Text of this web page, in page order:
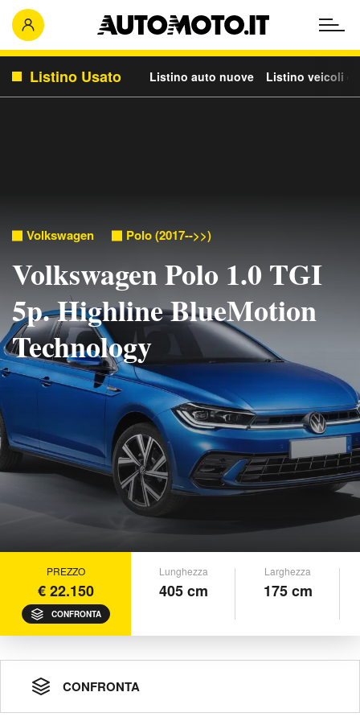
Listino Usato Listino auto nuove Listino veicoli
Volkswagen Polo (2017-->>)
Volkswagen Polo 1.0 TGI
5p. Highline BlueMotion
Technology
PREZZO
€ 22.150
CONFRONTA
Lunghezza
405 cm
Larghezza
175 cm
CONFRONTA